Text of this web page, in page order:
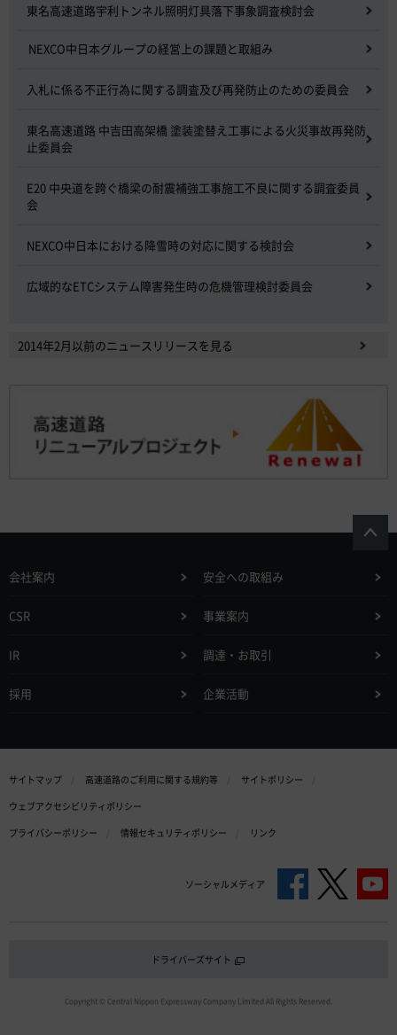
東名高速道路宇利トンネル照明灯具落下事象調査検討会
NEXCO中日本グループの経営上の課題と取組み
入札に係る不正行為に関する調査及び再発防止のための委員会
東名高速道路 中吉田高架橋 塗装塗替え工事による火災事故再発防
止委員会
E20 中央道を跨ぐ橋梁の耐震補強工事施工不良に関する調査委員
会
NEXCO中日本における降雪時の対応に関する検討会
広域的なETCシステム障害発生時の危機管理検討委員会
2014年2月以前のニュースリリースを見る
会社案内 安全への取組み
CSR 事業案内
IR 調達・お取引
採用 企業活動
サイトマップ 高速道路のご利用に関する規約等
サイトポリシー
ウェブアクセシビリティポリシー
プライバシーポリシー
情報セキュリティポリシー リンク
ソーシャルメディア
ドライバーズサイト
Copyright © Central Nippon Expressway Company Limited All Rights Reserved.